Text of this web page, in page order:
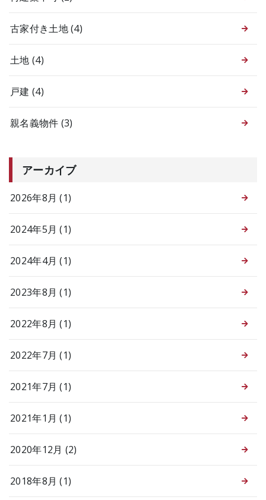
古家付き土地(4)
土地 (4)
戸建 (4)
親名義物件 (3)
アーカイブ
2026年8月 (1)
2024年5月 (1)
2024年4月 (1)
2023年8月 (1)
2022年8月 (1)
2022年7月 (1)
2021年7月 (1)
2021年1月 (1)
2020年12月 (2)
2018年8月 (1)